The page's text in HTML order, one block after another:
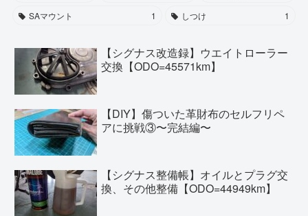
SAマウント
1 しつけ 1
【シグナス改造録】ウエイトローラー
交換【ODO=45571km】
【DIY】傷ついた革財布のセルフリペ
アに挑戦③〜完結編〜
【シグナス整備帳】オイルとプラグ交
換、その他整備【ODO=44949km】